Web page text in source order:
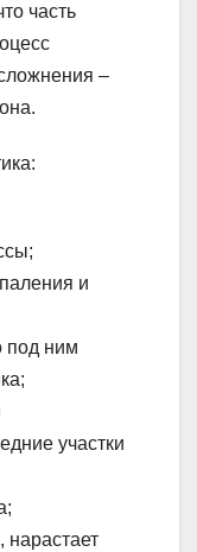
часть
–
и
под ним
участки
нарастает